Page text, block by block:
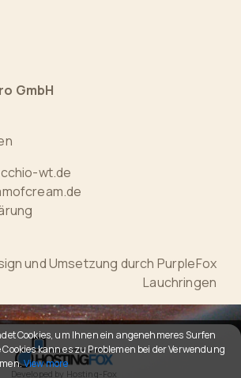
GmbH
wt.de
und Umsetzung durch PurpleFox
Lauchringen
Cookies, um Ihnen ein angenehmeres Surfen
kann es zu Problemen bei der Verwendung
View more